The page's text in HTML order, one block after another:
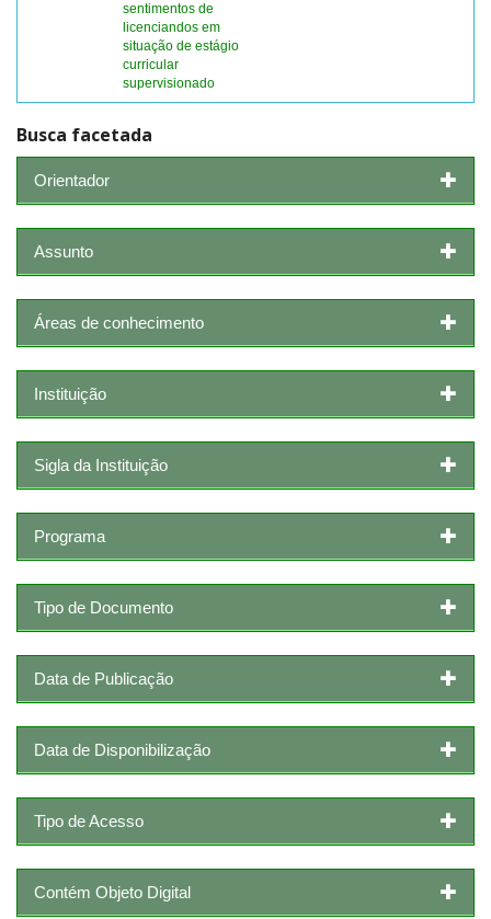
sentimentos de
licenciandos em
situação de estágio
curricular
supervisionado
Busca facetada
Orientador
Assunto
Áreas de conhecimento
Instituição
Sigla da Instituição
Programa
Tipo de Documento
Data de Publicação
Data de Disponibilização
Tipo de Acesso
Contém Objeto Digital